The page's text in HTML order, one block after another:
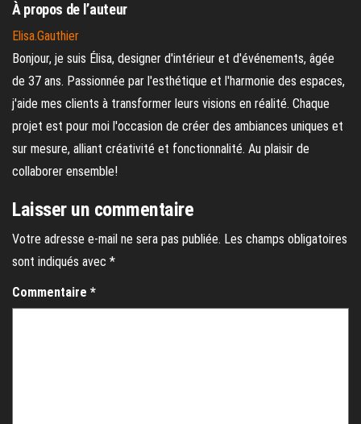
À propos de l’auteur
Elisa.Gauthier
Bonjour, je suis Élisa, designer d'intérieur et d'événements, âgée
de 37 ans. Passionnée par l'esthétique et l'harmonie des espaces,
j'aide mes clients à transformer leurs visions en réalité. Chaque
projet est pour moi l'occasion de créer des ambiances uniques et
sur mesure, alliant créativité et fonctionnalité. Au plaisir de
collaborer ensemble!
Laisser un commentaire
Votre adresse e-mail ne sera pas publiée. Les champs obligatoires
sont indiqués avec *
Commentaire *